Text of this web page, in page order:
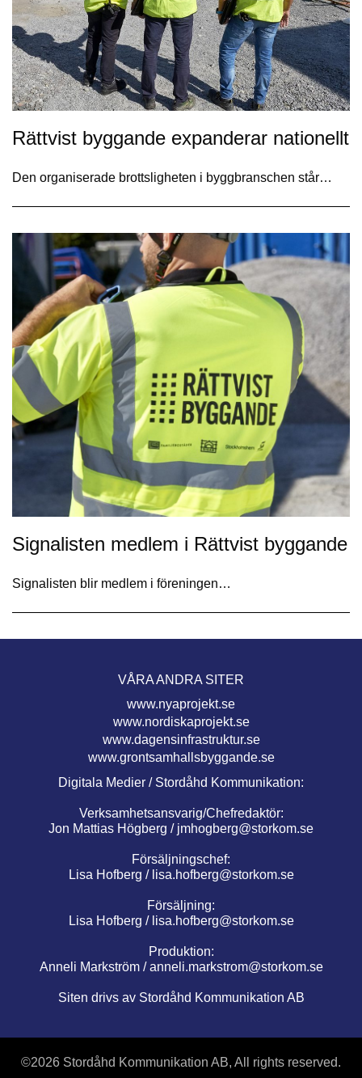
Rättvist byggande expanderar nationellt
Den organiserade brottsligheten i byggbranschen står…
Signalisten medlem i Rättvist byggande
Signalisten blir medlem i föreningen…
VÅRA ANDRA SITER
www.nyaprojekt.se
www.nordiskaprojekt.se
www.dagensinfrastruktur.se
www.grontsamhallsbyggande.se
Digitala Medier / Stordåhd Kommunikation:
Verksamhetsansvarig/Chefredaktör:
Jon Mattias Högberg / jmhogberg@storkom.se
Försäljningschef:
Lisa Hofberg / lisa.hofberg@storkom.se
Försäljning:
Lisa Hofberg / lisa.hofberg@storkom.se
Produktion:
Anneli Markström /anneli.markstrom@storkom.se
Siten drivs av Stordåhd Kommunikation AB
©2026 Stordåhd Kommunikation AB, All rights reserved.